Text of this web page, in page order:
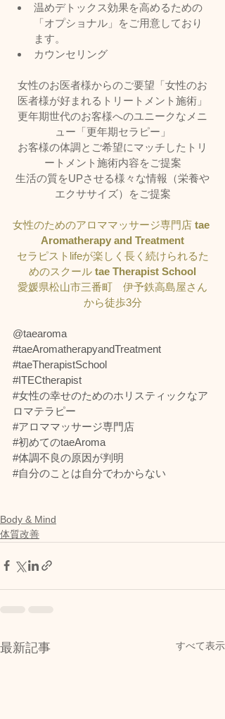
温めデトックス効果を高めるための
「オプショナル」をご用意しており
ます。
カウンセリング
女性のお医者様からのご要望「女性のお
医者様が好まれるトリートメント施術」
更年期世代のお客様へのユニークなメニ
ュー「更年期セラピー」
お客様の体調とご希望にマッチしたトリ
ートメント施術内容をご提案
生活の質をUPさせる様々な情報（栄養や
エクササイズ）をご提案
女性のためのアロママッサージ専門店 tae
Aromatherapy and Treatment
セラピストlifeが楽しく長く続けられるた
めのスクール tae Therapist School
愛媛県松山市三番町　伊予鉄高島屋さん
から徒歩3分
@taearoma
#taeAromatherapyandTreatment
#taeTherapistSchool
#ITECtherapist
#女性の幸せのためのホリスティックなア
ロマテラピー
#アロママッサージ専門店
#初めてのtaeAroma
#体調不良の原因が判明
#自分のことは自分でわからない
Body & Mind
体質改善
最新記事 すべて表示